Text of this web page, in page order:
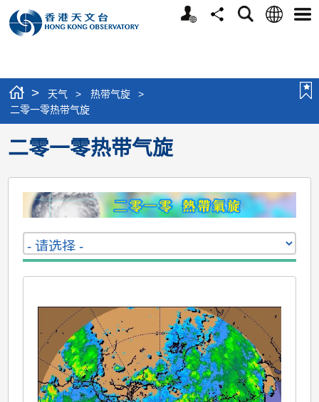
个
分
搜
语
选
> 天气 > 热带气旋
>
二零一零热带气旋
二零一零热带气旋